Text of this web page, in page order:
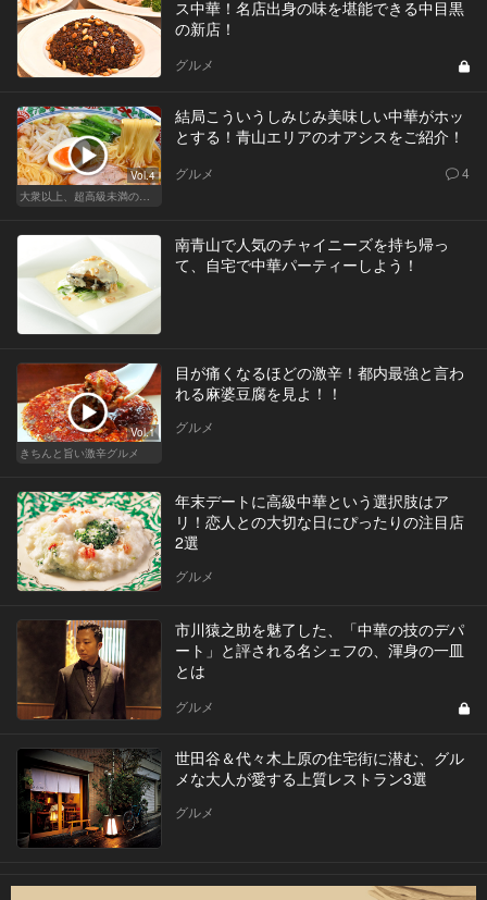
ス中華！名店出身の味を堪能できる中目黒
の新店！
グルメ
Vol.4
大衆以上、超高級未満の絶品中華
結局こういうしみじみ美味しい中華がホッ
とする！青山エリアのオアシスをご紹介！
グルメ 4
南青山で人気のチャイニーズを持ち帰っ
て、自宅で中華パーティーしよう！
Vol.1
きちんと旨い激辛グルメ
目が痛くなるほどの激辛！都内最強と言わ
れる麻婆豆腐を見よ！！
グルメ
年末デートに高級中華という選択肢はア
リ！恋人との大切な日にぴったりの注目店
2選
グルメ
市川猿之助を魅了した、「中華の技のデパ
ート」と評される名シェフの、渾身の一皿
とは
グルメ
世田谷＆代々木上原の住宅街に潜む、グル
メな大人が愛する上質レストラン3選
グルメ